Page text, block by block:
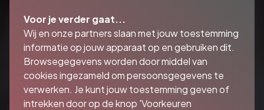
Voor je verder gaat...
Wij en onze partners slaan met jouw toestemming
informatie op jouw apparaat op en gebruiken dit.
Browsegegevens worden door middel van
cookies ingezameld om persoonsgegevens te
verwerken. Je kunt jouw toestemming geven of
intrekken door op de knop 'Voorkeuren